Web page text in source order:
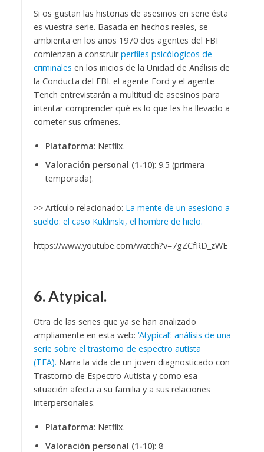
Si os gustan las historias de asesinos en serie ésta
es vuestra serie. Basada en hechos reales, se
ambienta en los años 1970 dos agentes del FBI
comienzan a construirperfiles psicólogicos de
criminales en los inicios de la Unidad de Análisis de
la Conducta del FBI. el agente Ford y el agente
Tench entrevistarán a multitud de asesinos para
intentar comprender qué es lo que les ha llevado a
cometer sus crímenes.
Plataforma: Netflix.
Valoración personal (1-10): 9.5 (primera
temporada).
>> Artículo relacionado: La mente de un asesiono a
sueldo: el caso Kuklinski, el hombre de hielo.
https://www.youtube.com/watch?v=7gZCfRD_zWE
6. Atypical.
Otra de las series que ya se han analizado
ampliamente en esta web: ‘Atypical’: análisis de una
serie sobre el trastorno de espectro autista
(TEA). Narra la vida de un joven diagnosticado con
Trastorno de Espectro Autista y como esa
situación afecta a su familia y a sus relaciones
interpersonales.
Plataforma: Netflix.
Valoración personal (1-10): 8